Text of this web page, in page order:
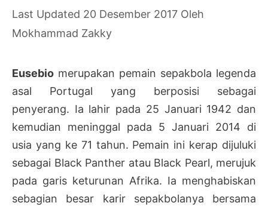
20 Desember 2017 Oleh
Mokhammad Zakky
Eusebio merupakan pemain sepakbola legenda
asal Portugal yang berposisi sebagai
penyerang. Ia lahir pada 25 Januari 1942 dan
kemudian meninggal pada 5 Januari 2014 di
usia yang ke 71 tahun. Pemain ini kerap dijuluki
sebagai Black Panther atau Black Pearl, merujuk
pada garis keturunan Afrika. Ia menghabiskan
sebagian besar karir sepakbolanya bersama